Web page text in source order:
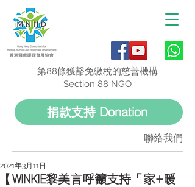
聯絡我們
捐款支持 Donation
第88條獲豁免繳稅的慈善機構
Section 88 NGO
【WINKIE黎美言呼籲支持「家+暖
2021年3月11日